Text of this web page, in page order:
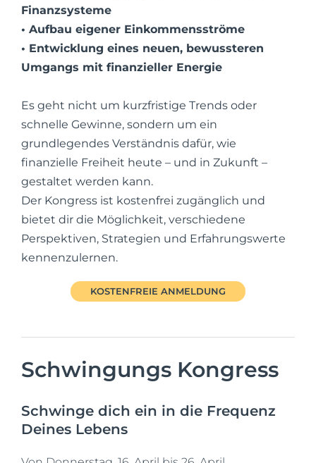
Finanzsysteme
• Aufbau eigener Einkommensströme
• Entwicklung eines neuen, bewussteren
Umgangs mit finanzieller Energie
Es geht nicht um kurzfristige Trends oder
schnelle Gewinne, sondern um ein
grundlegendes Verständnis dafür, wie
finanzielle Freiheit heute – und in Zukunft –
gestaltet werden kann.
Der Kongress ist kostenfrei zugänglich und
bietet dir die Möglichkeit, verschiedene
Perspektiven, Strategien und Erfahrungswerte
kennenzulernen.
KOSTENFREIE ANMELDUNG
Schwingungs Kongress
Schwinge dich ein in die Frequenz
Deines Lebens